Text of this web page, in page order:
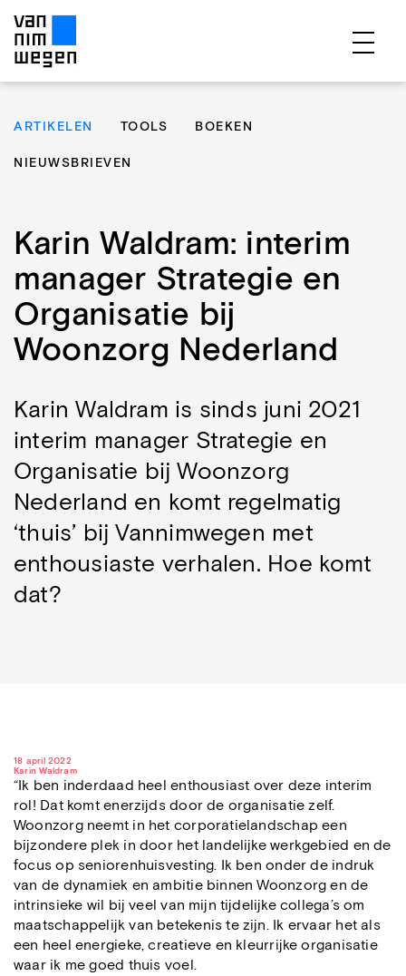
PROJECTEN
TEAM
CONTACT
ARTIKELEN TOOLS BOEKEN
NIEUWSBRIEVEN
Karin Waldram: interim
manager Strategie en
Organisatie bij
Woonzorg Nederland
Karin Waldram is sinds juni 2021
interim manager Strategie en
Organisatie bij Woonzorg
Nederland en komt regelmatig
‘thuis’ bij Vannimwegen met
enthousiaste verhalen. Hoe komt
dat?
18 april 2022
Karin Waldram
“Ik ben inderdaad heel enthousiast over deze interim
rol! Dat komt enerzijds door de organisatie zelf.
Woonzorg neemt in het corporatielandschap een
bijzondere plek in door het landelijke werkgebied en de
focus op seniorenhuisvesting. Ik ben onder de indruk
van de dynamiek en ambitie binnen Woonzorg en de
intrinsieke wil bij veel van mijn tijdelijke collega’s om
maatschappelijk van betekenis te zijn. Ik ervaar het als
een heel energieke, creatieve en kleurrijke organisatie
waar ik me goed thuis voel.